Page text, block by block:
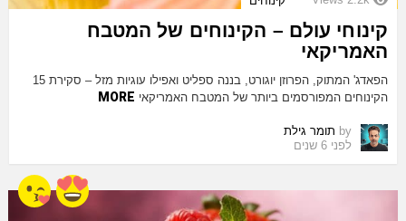
קינוחי עולם – הקינוחים של המטבח
האמריקאי
הפאדג' המתוק, הפרוזן יוגורט, בננה ספליט ואפילו עוגיות מזל – סקירת 15
הקינוחים המפורסמים ביותר של המטבח האמריקאי MORE
by תומר גילת
לפני 6 שנים